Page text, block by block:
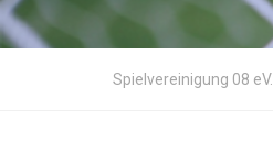
Spielvereinigung 08 eV.